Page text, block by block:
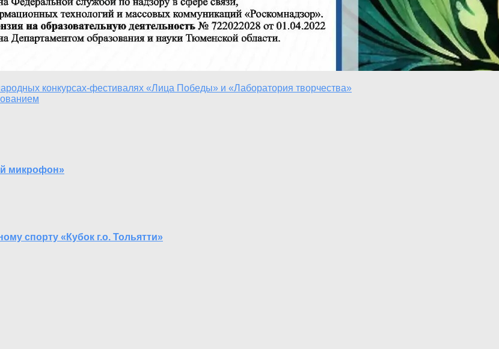
конкурсах-фестивалях «Лица Победы» и «Лаборатория творчества»
микрофон»
спорту «Кубок г.о. Тольятти»